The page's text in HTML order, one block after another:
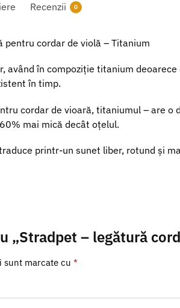
Recenzii 0
pentru cordar de violă – Titanium
având în compoziție titanium
în timp.
cordar de vioară, titaniumul – are o
mai mică decât oțelul.
printr-un sunet liber, rotund și
„Stradpet – legătură
sunt marcate cu *